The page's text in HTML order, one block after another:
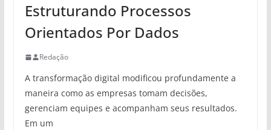
Estruturando Processos
Orientados Por Dados
Redação
A transformação digital modificou profundamente a
maneira como as empresas tomam decisões,
gerenciam equipes e acompanham seus resultados.
Em um